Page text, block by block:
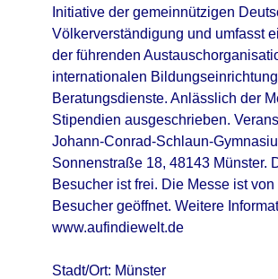
Initiative der gemeinnützigen
Völkerverständigung und umfasst
der führenden
internationalen
Beratungsdienste. Anlässlich der
Stipendien ausgeschrieben.
Johann-Conrad-Schlaun-
Sonnenstraße 18, 48143 Münster.
Besucher ist frei. Die Messe ist
Besucher geöffnet. Weitere
www.aufindiewelt.de
Stadt/Ort: Münster